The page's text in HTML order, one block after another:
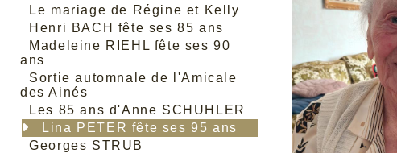
Le mariage de Régine et Kelly
Henri BACH fête ses 85 ans
Madeleine RIEHL fête ses 90
ans
Sortie automnale de l'Amicale
des Ainés
Les 85 ans d'Anne SCHUHLER
Lina PETER fête ses 95 ans
Georges STRUB